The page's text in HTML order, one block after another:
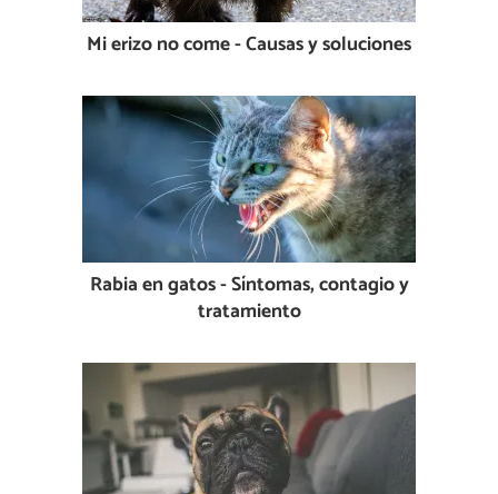
Mi erizo no come - Causas y soluciones
Rabia en gatos - Síntomas, contagio y
tratamiento